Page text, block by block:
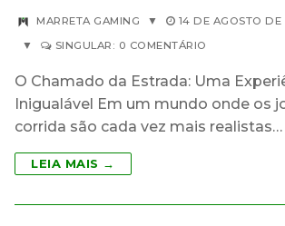
MARRETA GAMING ▼ 14 DE AGOSTO
▼
SINGULAR: 0 COMENTÁRIO
O Chamado da Estrada: Uma
Inigualável Em um mundo onde os
corrida são cada vez mais realistas…
LEIA MAIS →